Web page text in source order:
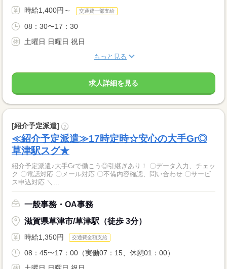
時給1,400円～ 交通費一部支給
08：30〜17：30
土曜日 日曜日 祝日
もっと見る
求人詳細を見る
[紹介予定派遣] ?
≪紹介予定派遣≫17時定時☆安心の大手Gr◎
草津駅スグ★
紹介予定派遣♪大手Grで働こう◎引継ぎあり！ 〇データ入力、チェッ
ク 〇電話対応 〇メール対応 〇不備内容確認、問い合わせ 〇サービ
ス申込対応 ＼...
一般事務・OA事務
滋賀県草津市/草津駅（徒歩 3分）
時給1,350円 交通費全額支給
08：45〜17：00（実働07：15、休憩01：00）